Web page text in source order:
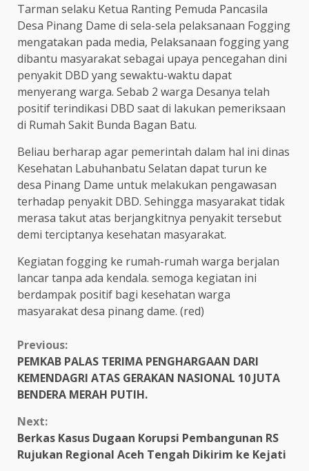
Tarman selaku Ketua Ranting Pemuda Pancasila
Desa Pinang Dame di sela-sela pelaksanaan Fogging
mengatakan pada media, Pelaksanaan fogging yang
dibantu masyarakat sebagai upaya pencegahan dini
penyakit DBD yang sewaktu-waktu dapat
menyerang warga. Sebab 2 warga Desanya telah
positif terindikasi DBD saat di lakukan pemeriksaan
di Rumah Sakit Bunda Bagan Batu.
Beliau berharap agar pemerintah dalam hal ini dinas
Kesehatan Labuhanbatu Selatan dapat turun ke
desa Pinang Dame untuk melakukan pengawasan
terhadap penyakit DBD. Sehingga masyarakat tidak
merasa takut atas berjangkitnya penyakit tersebut
demi terciptanya kesehatan masyarakat.
Kegiatan fogging ke rumah-rumah warga berjalan
lancar tanpa ada kendala. semoga kegiatan ini
berdampak positif bagi kesehatan warga
masyarakat desa pinang dame. (red)
Continue
Reading
Previous:
PEMKAB PALAS TERIMA PENGHARGAAN DARI
KEMENDAGRI ATAS GERAKAN NASIONAL 10 JUTA
BENDERA MERAH PUTIH.
Next:
Berkas Kasus Dugaan Korupsi Pembangunan RS
Rujukan Regional Aceh Tengah Dikirim ke Kejati